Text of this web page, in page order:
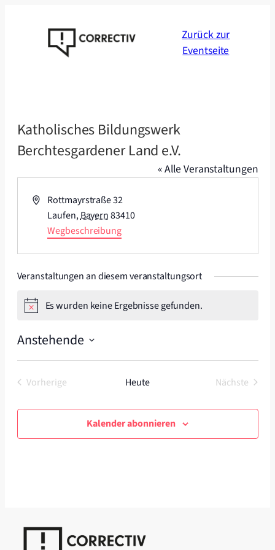
Zurück zur
Eventseite
Katholisches Bildungswerk
Berchtesgardener Land e.V.
« Alle Veranstaltungen
AdresseRottmayrstraße 32
Laufen,Bayern83410
Wegbeschreibung
Veranstaltungen an diesem veranstaltungsort
HinweisEs wurden keine Ergebnisse gefunden.
Anstehende
Datum
Vorherige
Heute
Nächste
Kalender abonnieren